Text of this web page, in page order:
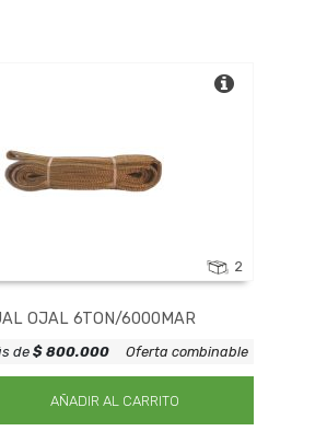
2
OJAL 6TON/6000MAR
AÑADIR AL CARRITO
de$ 800.000 Oferta combinable